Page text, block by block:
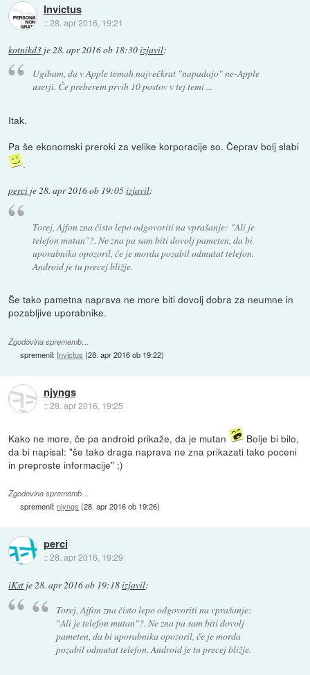
Invictus
::28. apr 2016, 19:21
kotnikd3 je28. apr 2016 ob 18:30izjavil:
Ugibam, da v Apple temah največkrat "napadajo" ne-Apple
userji. Če preberem prvih 10 postov v tej temi ...
Itak.
Pa še ekonomski preroki za velike korporacije so. Čeprav bolj slabi
.
perci je28. apr 2016 ob 19:05izjavil:
Torej, Ajfon zna čisto lepo odgovoriti na vprašanje: "Ali je
telefon mutan"?. Ne zna pa sam biti dovolj pameten, da bi
uporabnika opozoril, če je morda pozabil odmutat telefon.
Android je tu precej bližje.
Še tako pametna naprava ne more biti dovolj dobra za neumne in
pozabljive uporabnike.
Zgodovina sprememb…
spremenil: Invictus (28. apr 2016 ob 19:22)
njyngs
::28. apr 2016, 19:25
Kako ne more, če pa android prikaže, da je mutan
Bolje bi bilo,
da bi napisal: "še tako draga naprava ne zna prikazati tako poceni
in preproste informacije" ;)
Zgodovina sprememb…
spremenil:njyngs (28. apr 2016 ob 19:26)
perci
::28. apr 2016, 19:29
iKst je 28. apr 2016 ob 19:18izjavil:
Torej, Ajfon zna čisto lepo odgovoriti na vprašanje:
"Ali je telefon mutan"?. Ne zna pa sam biti dovolj
pameten, da bi uporabnika opozoril, če je morda
pozabil odmutat telefon. Android je tu precej bližje.